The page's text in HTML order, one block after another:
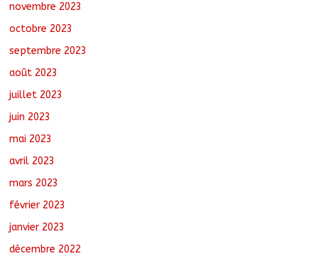
novembre 2023
octobre 2023
septembre 2023
août 2023
juillet 2023
juin 2023
mai 2023
avril 2023
mars 2023
février 2023
janvier 2023
décembre 2022